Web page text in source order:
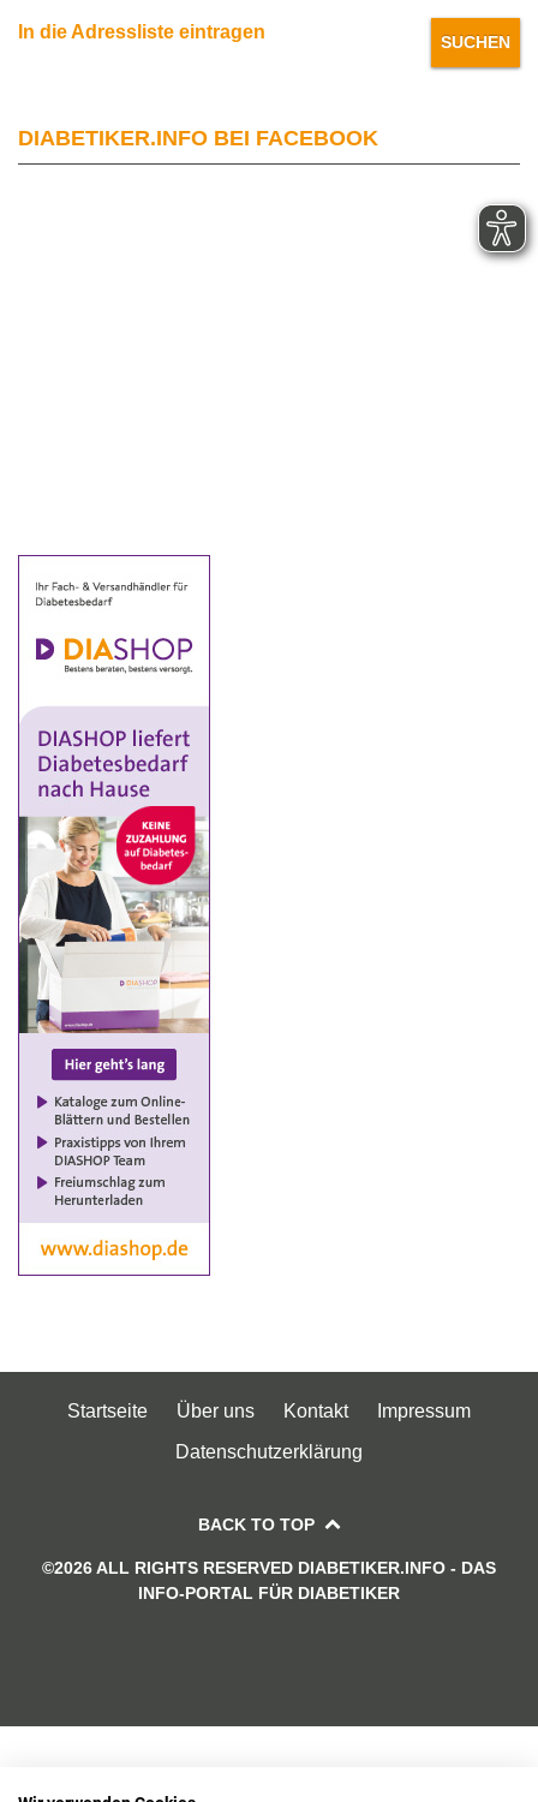
In die Adressliste eintragen
DIABETIKER.INFO BEI FACEBOOK
Startseite Über uns Kontakt
Impressum
Datenschutzerklärung
BACK TO TOP
©2026 ALL RIGHTS RESERVED DIABETIKER.INFO - DAS
INFO-PORTAL FÜR DIABETIKER